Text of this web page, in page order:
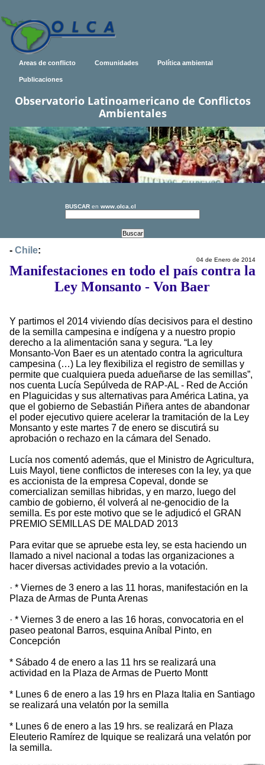
Areas de conflicto Comunidades Política ambiental
Publicaciones
Observatorio Latinoamericano de Conflictos
Ambientales
BUSCAR en www.olca.cl
- Chile:
04 de Enero de 2014
Manifestaciones en todo el país contra la
Ley Monsanto - Von Baer
Y partimos el 2014 viviendo días decisivos para el destino
de la semilla campesina e indígena y a nuestro propio
derecho a la alimentación sana y segura. “La ley
Monsanto-Von Baer es un atentado contra la agricultura
campesina (…) La ley flexibiliza el registro de semillas y
permite que cualquiera pueda adueñarse de las semillas”,
nos cuenta Lucía Sepúlveda de RAP-AL - Red de Acción
en Plaguicidas y sus alternativas para América Latina, ya
que el gobierno de Sebastián Piñera antes de abandonar
el poder ejecutivo quiere acelerar la tramitación de la Ley
Monsanto y este martes 7 de enero se discutirá su
aprobación o rechazo en la cámara del Senado.
Lucía nos comentó además, que el Ministro de Agricultura,
Luis Mayol, tiene conflictos de intereses con la ley, ya que
es accionista de la empresa Copeval, donde se
comercializan semillas hibridas, y en marzo, luego del
cambio de gobierno, él volverá al ne-genocidio de la
semilla. Es por este motivo que se le adjudicó el GRAN
PREMIO SEMILLAS DE MALDAD 2013
Para evitar que se apruebe esta ley, se esta haciendo un
llamado a nivel nacional a todas las organizaciones a
hacer diversas actividades previo a la votación.
· * Viernes de 3 enero a las 11 horas, manifestación en la
Plaza de Armas de Punta Arenas
· * Viernes 3 de enero a las 16 horas, convocatoria en el
paseo peatonal Barros, esquina Aníbal Pinto, en
Concepción
* Sábado 4 de enero a las 11 hrs se realizará una
actividad en la Plaza de Armas de Puerto Montt
* Lunes 6 de enero a las 19 hrs en Plaza Italia en Santiago
se realizará una velatón por la semilla
* Lunes 6 de enero a las 19 hrs. se realizará en Plaza
Eleuterio Ramírez de Iquique se realizará una velatón por
la semilla.